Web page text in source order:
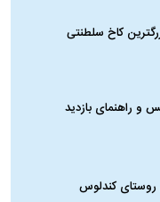
کاخ سلطنتی
و راهنمای بازدید
کندلوس